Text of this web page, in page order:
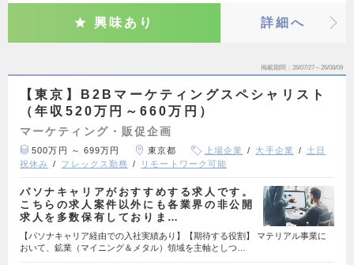
興味あり 詳細へ
掲載期間 26/07/27～26/08/09
【東京】B2Bマーケティングスペシャリスト
（年収520万円～660万円）
マーケティング・販促企画
500万円 ～ 699万円 東京都 上場企業 大手企業
土日
祝休み
フレックス勤務 リモートワーク可能
パソナキャリアがおすすめする求人です。
こちらの求人案件以外にも各業界の非公開
求人を多数保有しておりま…
【パソナキャリア経由での入社実績あり】【期待する役割】 マテリアル事業に
おいて、鉱業（マイニング＆メタル）領域を主軸としつ…